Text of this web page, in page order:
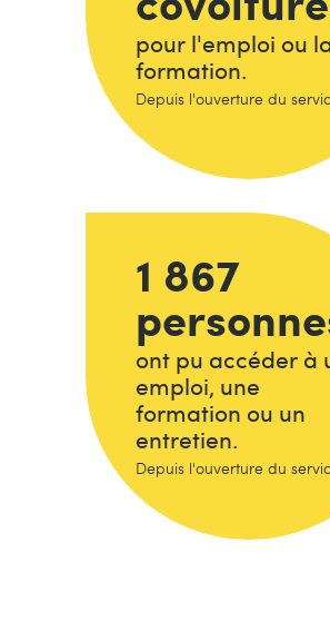
pour l'emploi ou
formation.
Depuis l'ouverture du
1 867
ont pu accéder à
emploi, une
formation ou un
entretien.
Depuis l'ouverture du